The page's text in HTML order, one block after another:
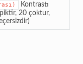
Kontrastı
20 çoktur,